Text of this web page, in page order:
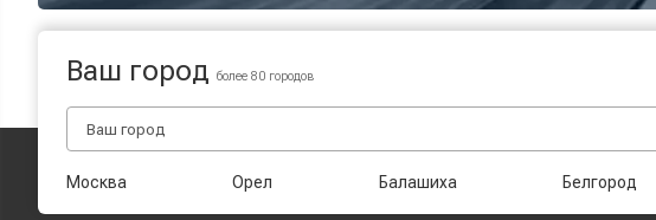
Ваш город более 80 городов
Москва Орел Балашиха Белгород